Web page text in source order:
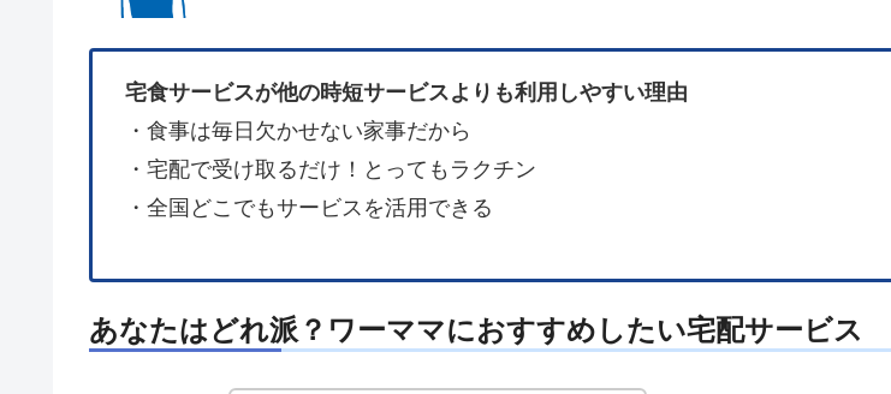
宅食サービスが他の時短サービスよりも利用しやすい理由
・食事は毎日欠かせない家事だから
・宅配で受け取るだけ！とってもラクチン
・全国どこでもサービスを活用できる
あなたはどれ派？ワーママにおすすめしたい宅配サービス